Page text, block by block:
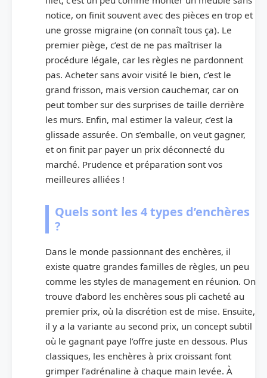
notice, on finit souvent avec des pièces en trop et
une grosse migraine (on connaît tous ça). Le
premier piège, c’est de ne pas maîtriser la
procédure légale, car les règles ne pardonnent
pas. Acheter sans avoir visité le bien, c’est le
grand frisson, mais version cauchemar, car on
peut tomber sur des surprises de taille derrière
les murs. Enfin, mal estimer la valeur, c’est la
glissade assurée. On s’emballe, on veut gagner,
et on finit par payer un prix déconnecté du
marché. Prudence et préparation sont vos
meilleures alliées !
Quels sont les 4 types d’enchères
?
Dans le monde passionnant des enchères, il
existe quatre grandes familles de règles, un peu
comme les styles de management en réunion. On
trouve d’abord les enchères sous pli cacheté au
premier prix, où la discrétion est de mise. Ensuite,
il y a la variante au second prix, un concept subtil
où le gagnant paye l’offre juste en dessous. Plus
classiques, les enchères à prix croissant font
grimper l’adrénaline à chaque main levée. À